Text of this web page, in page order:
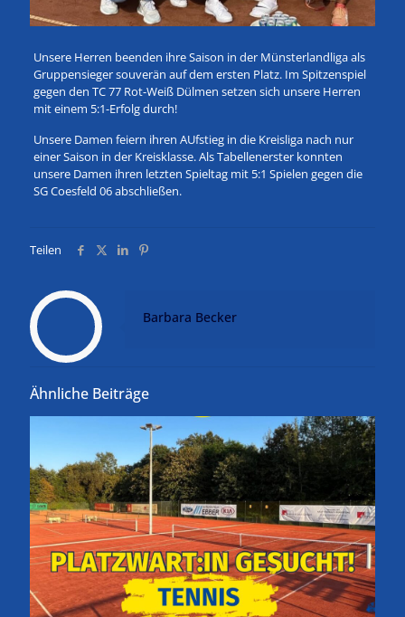
Unsere Herren beenden ihre Saison in der Münsterlandliga als
Gruppensieger souverän auf dem ersten Platz. Im Spitzenspiel
gegen den TC 77 Rot-Weiß Dülmen setzen sich unsere Herren
mit einem 5:1-Erfolg durch!
Unsere Damen feiern ihren AUfstieg in die Kreisliga nach nur
einer Saison in der Kreisklasse. Als Tabellenerster konnten
unsere Damen ihren letzten Spieltag mit 5:1 Spielen gegen die
SG Coesfeld 06 abschließen.
Teilen
Barbara Becker
Ähnliche Beiträge